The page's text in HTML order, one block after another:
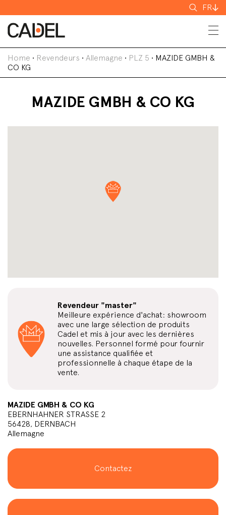
FR
Home • Revendeurs • Allemagne • PLZ 5 • MAZIDE GMBH &
CO KG
MAZIDE GMBH & CO KG
Revendeur "master"
Meilleure expérience d'achat: showroom
avec une large sélection de produits
Cadel et mis à jour avec les dernières
nouvelles. Personnel formé pour fournir
une assistance qualifiée et
professionnelle à chaque étape de la
vente.
MAZIDE GMBH & CO KG
EBERNHAHNER STRASSE 2
56428, DERNBACH
Allemagne
Contactez